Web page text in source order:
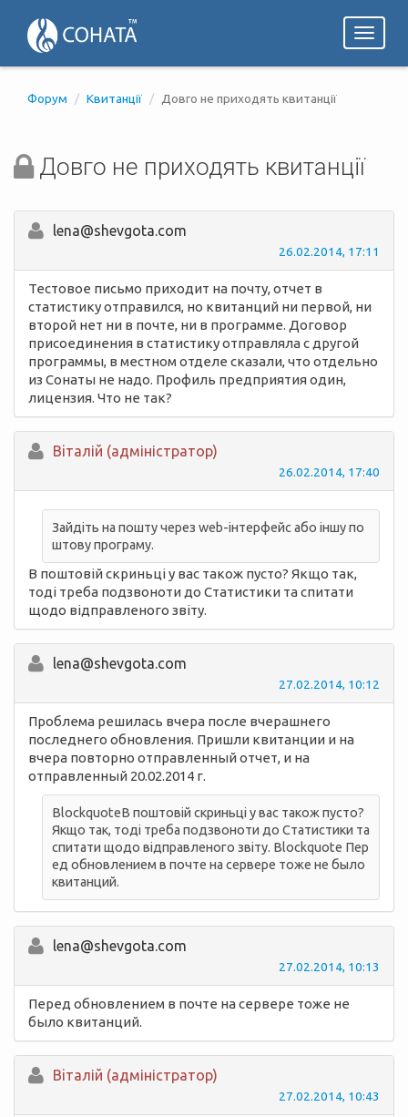
Toggle
Форум Квитанції Довго не приходять квитанції
Довго не приходять квитанції
lena@shevgota.com
26.02.2014, 17:11
Тестовое письмо приходит на почту, отчет в
статистику отправился, но квитанций ни первой, ни
второй нет ни в почте, ни в программе. Договор
присоединения в статистику отправляла с другой
программы, в местном отделе сказали, что отдельно
из Сонаты не надо. Профиль предприятия один,
лицензия. Что не так?
Вiталій (адміністратор)
26.02.2014, 17:40
Зайдіть на пошту через web-інтерфейс або іншу по
штову програму.
В поштовій скриньці у вас також пусто? Якщо так,
тоді треба подзвоноти до Статистики та спитати
щодо відправленого звіту.
lena@shevgota.com
27.02.2014, 10:12
Проблема решилась вчера после вчерашнего
последнего обновления. Пришли квитанции и на
вчера повторно отправленный отчет, и на
отправленный 20.02.2014 г.
BlockquoteВ поштовій скриньці у вас також пусто?
Якщо так, тоді треба подзвоноти до Статистики та
спитати щодо відправленого звіту. Blockquote Пер
ед обновлением в почте на сервере тоже не было
квитанций.
lena@shevgota.com
27.02.2014, 10:13
Перед обновлением в почте на сервере тоже не
было квитанций.
Вiталій (адміністратор)
27.02.2014, 10:43